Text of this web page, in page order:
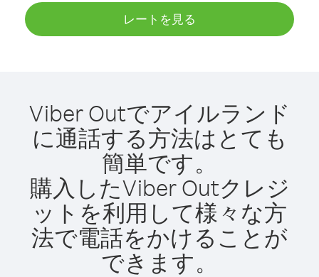
レートを見る
Viber Outでアイルランド
に通話する方法はとても
簡単です。
購入したViber Outクレジ
ットを利用して様々な方
法で電話をかけることが
できます。